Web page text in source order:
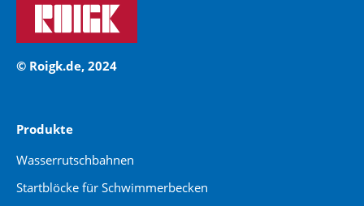
© Roigk.de, 2024
Produkte
Wasserrutschbahnen
Startblöcke für Schwimmerbecken